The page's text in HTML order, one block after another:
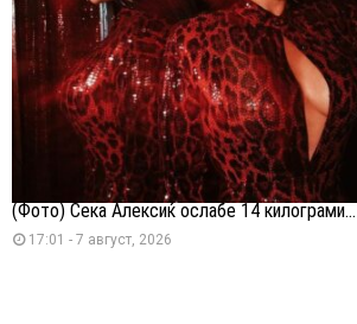
(Фото) Сека Алексиќ ослабе 14 килограми...
17:01 - 7 август, 2026